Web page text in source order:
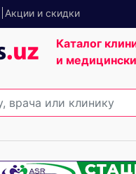
Акции и скидки
Каталог
и